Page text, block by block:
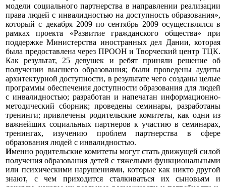
модели социального партнерства в направлении реализации
права людей с инвалидностью на доступность образования»,
который с декабря 2009 по сентябрь 2009 осуществлялся в
рамках проекта «Развитие гражданского общества» при
поддержке Министерства иностранных дел Дании, которая
была предоставлена через ПРООН и Творческий центр ТЦК.
Как результат, 25 девушек и ребят приняли решение об
получении высшего образования; были проведены аудиты
архитектурной доступности, в результате чего созданы целые
программы обеспечения доступности образования для людей
с инвалидностью; разработан и напечатан информационно-
методический сборник; проведены семинары, разработаны
тренинги; привлечены родительские комитеты, как одни из
важнейших социальных партнеров к участию в семинарах,
тренингах, изучению проблем партнерства в сфере
образования людей с инвалидностью.
Именно родительские комитеты могут стать движущей силой
получения образования детей с тяжелыми функциональными
или психическими нарушениями, которые как никто другой
знают, с чем приходится сталкиваться их сыновьям и